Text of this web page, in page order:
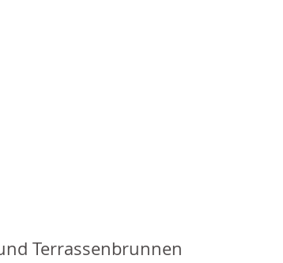
Terrassenbrunnen